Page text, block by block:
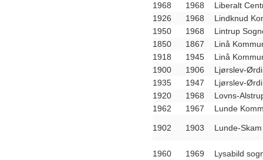
1968
1968
Liberalt
1926
1968
Lindknud
1950
1968
Lintrup
1850
1867
Linå
1918
1945
Linå
1900
1906
Ljørslev-
1935
1947
Ljørslev-
1920
1968
Lovns-
1962
1967 Lunde
1902 1903 Lunde-
1960 1969 Lysabild